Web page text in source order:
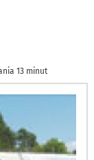
13 minut